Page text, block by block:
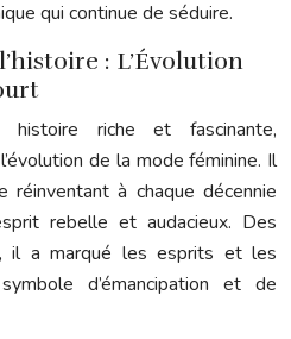
qui continue de séduire.
: L’Évolution
riche et fascinante,
de la mode féminine. Il
à chaque décennie
rebelle et audacieux. Des
il a marqué les esprits et les
d’émancipation et de